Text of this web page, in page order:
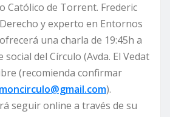
Católico de Torrent. Frederic
y experto en Entornos
una charla de 19:45h a
social del Círculo (Avda. El Vedat
(recomienda confirmar
).
seguir online a través de su